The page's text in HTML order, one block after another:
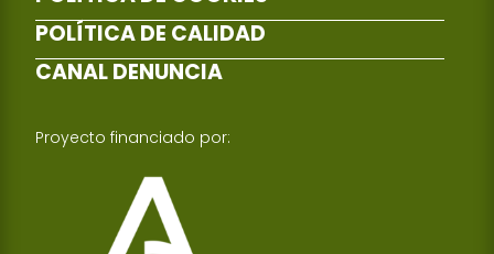
POLÍTICA DE CALIDAD
CANAL DENUNCIA
Proyecto financiado por: